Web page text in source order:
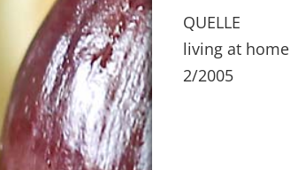
QUELLE
living at home
2/2005